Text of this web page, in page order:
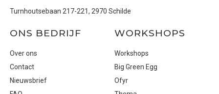
Turnhoutsebaan 217-221, 2970 Schilde
ONS BEDRIJF
Over ons
Contact
Nieuwsbrief
WORKSHOPS
Workshops
Big Green Egg
Ofyr